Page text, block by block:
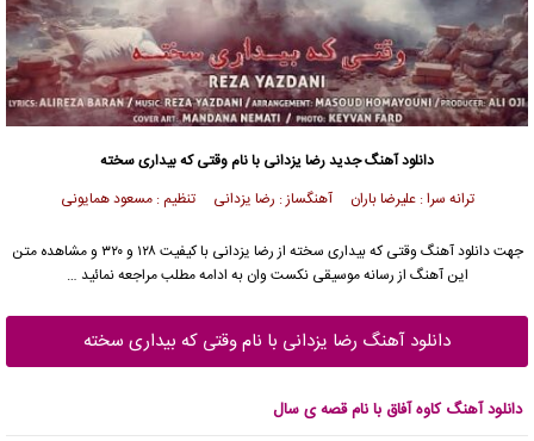
دانلود آهنگ جدیدرضا یزدانی با نام وقتی که بیداری سخته
ترانه سرا : علیرضا باران آهنگساز : رضا یزدانی تنظیم : مسعود همایونی
جهت دانلود آهنگ وقتی که بیداری سخته از رضا یزدانی
با کیفیت ۱۲۸ و ۳۲۰ و مشاهده متن
این آهنگ از رسانه موسیقی نکست وان به ادامه مطلب مراجعه نمائید …
دانلود آهنگ رضا یزدانی با نام وقتی که بیداری سخته
دانلود آهنگ کاوه آفاق با نام قصه ی سال